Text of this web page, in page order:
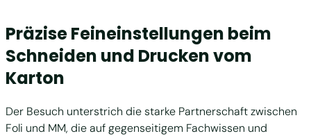
Präzise Feineinstellungen beim
Schneiden und Drucken vom
Karton
Der Besuch unterstrich die starke Partnerschaft zwischen
Foli und MM, die auf gegenseitigem Fachwissen und